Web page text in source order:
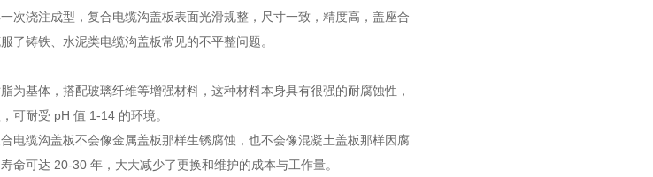
次浇注成型，复合电缆沟盖板表面光滑规整，尺寸一致，精度高，盖座合
了铸铁、水泥类电缆沟盖板常见的不平整问题。
为基体，搭配玻璃纤维等增强材料，这种材料本身具有很强的耐腐蚀性，
可耐受 pH 值 1-14 的环境。
电缆沟盖板不会像金属盖板那样生锈腐蚀，也不会像混凝土盖板那样因腐
命可达 20-30 年，大大减少了更换和维护的成本与工作量。